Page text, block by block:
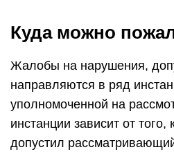
Куда можно
Жалобы на нарушения,
направляются в ряд
уполномоченной на
инстанции зависит от
допустил